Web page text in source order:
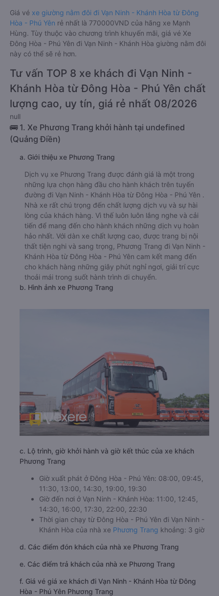
Giá vé xe giường nằm đôi đi Vạn Ninh - Khánh Hòa từ Đông
Hòa - Phú Yên rẻ nhất là 770000VND của hãng xe Mạnh
Hùng. Tùy thuộc vào chương trình khuyến mãi, giá vé Xe
Đông Hòa - Phú Yên đi Vạn Ninh - Khánh Hòa giường nằm đôi
này có thể sẽ rẻ hơn.
Tư vấn TOP 8 xe khách đi Vạn Ninh -
Khánh Hòa từ Đông Hòa - Phú Yên chất
lượng cao, uy tín, giá rẻ nhất 08/2026
null
🚌 1. Xe Phương Trang khởi hành tại undefined
(Quảng Điền)
a. Giới thiệu xe Phương Trang
Dịch vụ xe Phương Trang được đánh giá là một trong
những lựa chọn hàng đầu cho hành khách trên tuyến
đường đi Vạn Ninh - Khánh Hòa từ Đông Hòa - Phú Yên .
Nhà xe rất chú trọng đến chất lượng dịch vụ và sự hài
lòng của khách hàng. Vì thế luôn luôn lắng nghe và cải
tiến để mang đến cho hành khách những dịch vụ hoàn
hảo nhất. Với dàn xe chất lượng cao, được trang bị nội
thất tiện nghi và sang trọng, Phương Trang đi Vạn Ninh -
Khánh Hòa từ Đông Hòa - Phú Yên cam kết mang đến
cho khách hàng những giây phút nghỉ ngơi, giải trí cực
thoải mái trong suốt hành trình di chuyển.
b. Hình ảnh xe Phương Trang
c. Lộ trình, giờ khởi hành và giờ kết thúc của xe khách
Phương Trang
Giờ xuất phát ở Đông Hòa - Phú Yên: 08:00, 09:45,
11:30, 13:00, 14:30, 19:00, 19:30
Giờ đến nơi ở Vạn Ninh - Khánh Hòa: 11:00, 12:45,
14:30, 16:00, 17:30, 22:00, 22:30
Thời gian chạy từ Đông Hòa - Phú Yên đi Vạn Ninh -
Khánh Hòa của nhà xe Phương Trang khoảng: 3 giờ
d. Các điểm đón khách của nhà xe Phương Trang
e. Các điểm trả khách của nhà xe Phương Trang
f. Giá vé giá xe khách đi Vạn Ninh - Khánh Hòa từ Đông
Hòa - Phú Yên Phương Trang